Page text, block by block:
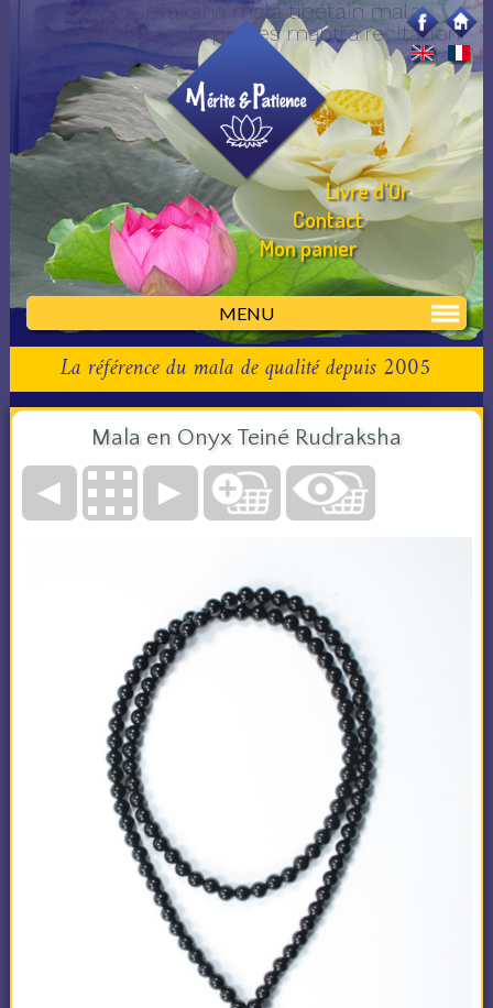
onyx rudraksha mala tibétain mala
bouddhiste mala pierres mantra recitation
MENU
Livre d'Or
Contact
Mon panier
La référence du mala de qualité depuis 2005
Mala en Onyx Teiné Rudraksha
◄ ►